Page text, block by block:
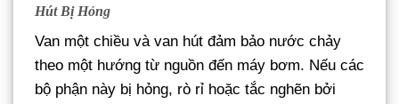
Hút Bị Hỏng
Van một chiều và van hút đảm bảo nước chảy
theo một hướng từ nguồn đến máy bơm. Nếu các
bộ phận này bị hỏng, rò rỉ hoặc tắc nghẽn bởi